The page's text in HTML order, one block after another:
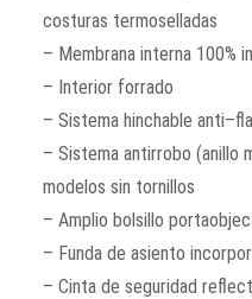
costuras termoselladas
– Membrana interna 100%
– Interior forrado
– Sistema hinchable
– Sistema antirrobo (anillo
modelos sin tornillos
– Amplio bolsillo
– Funda de asiento
– Cinta de seguridad